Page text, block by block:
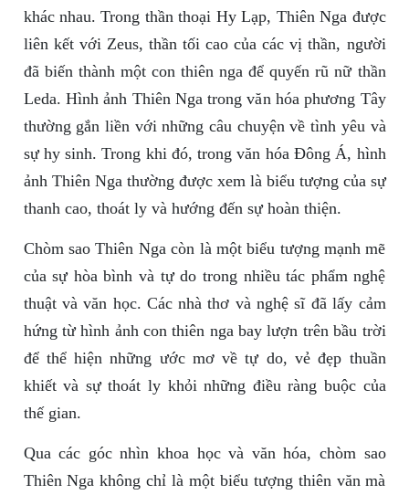
khác nhau. Trong thần thoại Hy Lạp, Thiên Nga được
liên kết với Zeus, thần tối cao của các vị thần, người
đã biến thành một con thiên nga để quyến rũ nữ thần
Leda. Hình ảnh Thiên Nga trong văn hóa phương Tây
thường gắn liền với những câu chuyện về tình yêu và
sự hy sinh. Trong khi đó, trong văn hóa Đông Á, hình
ảnh Thiên Nga thường được xem là biểu tượng của sự
thanh cao, thoát ly và hướng đến sự hoàn thiện.
Chòm sao Thiên Nga còn là một biểu tượng mạnh mẽ
của sự hòa bình và tự do trong nhiều tác phẩm nghệ
thuật và văn học. Các nhà thơ và nghệ sĩ đã lấy cảm
hứng từ hình ảnh con thiên nga bay lượn trên bầu trời
để thể hiện những ước mơ về tự do, vẻ đẹp thuần
khiết và sự thoát ly khỏi những điều ràng buộc của
thế gian.
Qua các góc nhìn khoa học và văn hóa, chòm sao
Thiên Nga không chỉ là một biểu tượng thiên văn mà